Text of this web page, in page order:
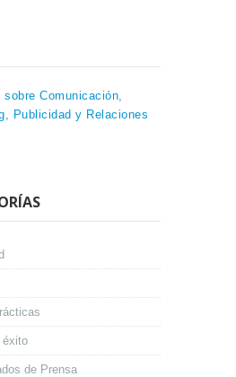
Comunicación,
Publicidad y Relaciones
éxito
de Prensa